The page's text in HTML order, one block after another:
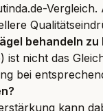
behandeln zu
ist nicht das
bei
kann